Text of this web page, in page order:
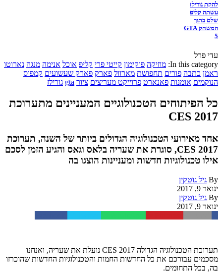
להקת גורילז
עשתה קליפ
שלם בתוך
המשחק GTA
5
עדי פרל
In this category: מוזיקה פוקימון קייטי פרי קליפ אוכל אנימה מנגה נארוטו
ראמן כתבה פורים תחפושת מארוול פארק פארק שעשועים קמפוס
הנוקמים אומנות פאנארט פרוייקט מעריצים ציור gta גורילז
כל הפיתוחים הטכנולוגיים המעניינים מתערוכת
CES 2017
אחד מאירועי הטכנולוגיה הגדולים ביותר של השנה, תערוכת
CES 2017, סוגרת את שעריה בלאס וגאס והגיע הזמן לסכם
אילו טכנולוגיות חדשות ומעניינות הוצגו בה
By גיל גוטקין
ינואר 9, 2017
By גיל גוטקין
ינואר 9, 2017
תערוכת הטכנולוגיה הגדולה CES 2017 נועלת את שעריה, ואנחנו
מסכמים עבורכם את כל החדשות החמות והטכנולוגיות החדשות שהוכרזו
בה, בכל התחומים.